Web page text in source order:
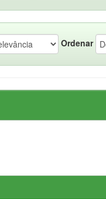
Ordenar